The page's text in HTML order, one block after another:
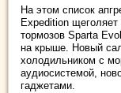
На этом список
Expedition
тормозов Sparta
на крыше. Новый
холодильником с
аудиосистемой,
гаджетами.